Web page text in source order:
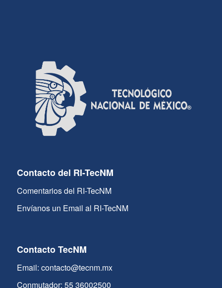
Contacto del RI-TecNM
Comentarios del RI-TecNM
Envíanos un Email al RI-TecNM
Contacto TecNM
Email: contacto@tecnm.mx
Conmutador: 55 36002500